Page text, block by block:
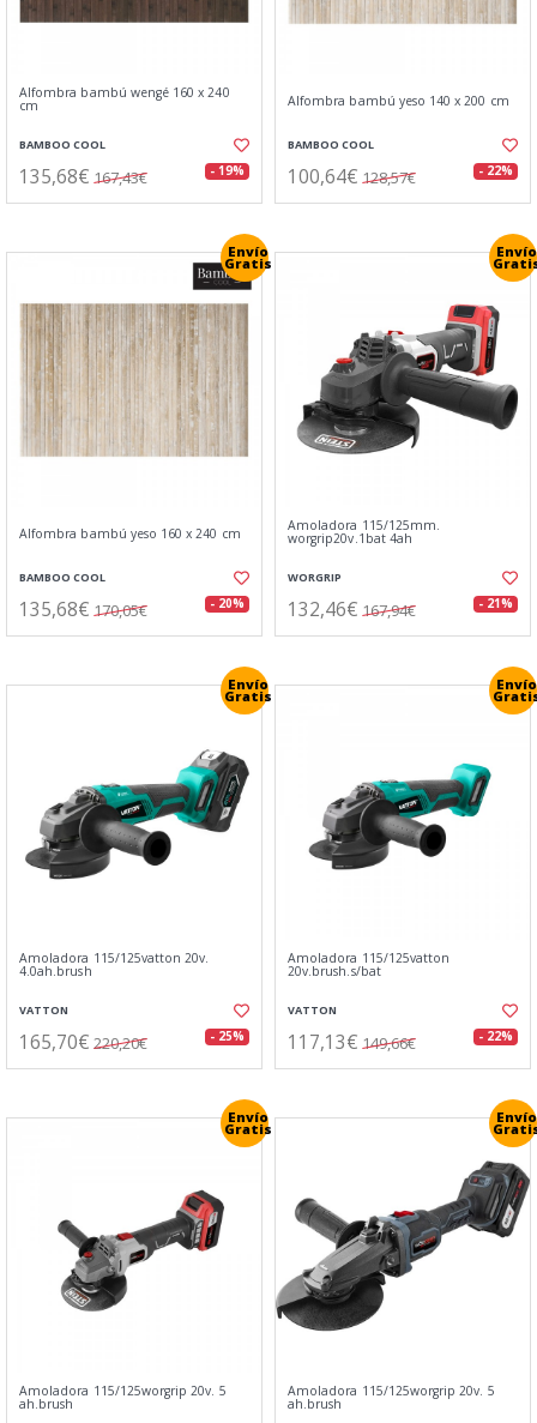
Alfombra bambú wengé 160 x 240
cm
BAMBOO COOL
135,68€ 167,43€ - 19%
Alfombra bambú yeso 140 x 200 cm
BAMBOO COOL
100,64€ 128,57€ - 22%
Envío
Gratis
Alfombra bambú yeso 160 x 240 cm
BAMBOO COOL
135,68€ 170,05€ - 20%
Envío
Amoladora 115/125mm.
worgrip20v.1bat 4ah
WORGRIP
132,46€ 167,94€ - 21%
Envío
Gratis
Amoladora 115/125vatton 20v.
4.0ah.brush
VATTON
165,70€ 220,20€ - 25%
Envío
Amoladora 115/125vatton
20v.brush.s/bat
VATTON
117,13€ 149,66€ - 22%
Envío
Gratis
Amoladora 115/125worgrip 20v. 5
ah.brush
Envío
Amoladora 115/125worgrip 20v. 5
ah.brush